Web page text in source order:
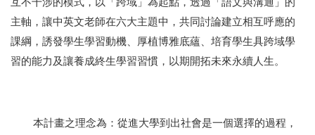
主軸，讓中英文老師在六大主題中，共同討論建立相互呼應的
課綱，誘發學生學習動機、厚植博雅底蘊、培育學生具跨域學
習的能力及讓養成終生學習習慣，以期開拓未來永續人生。
本計畫之理念為：從進大學到出社會是一個選擇的過程，